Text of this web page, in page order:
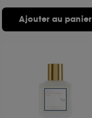
Ajouter au panier